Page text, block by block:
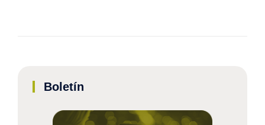
Boletín